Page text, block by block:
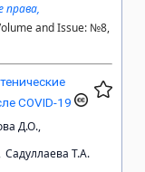
права,
and Issue: №8,
COVID-19
Д.О.,
Садуллаева Т.А.